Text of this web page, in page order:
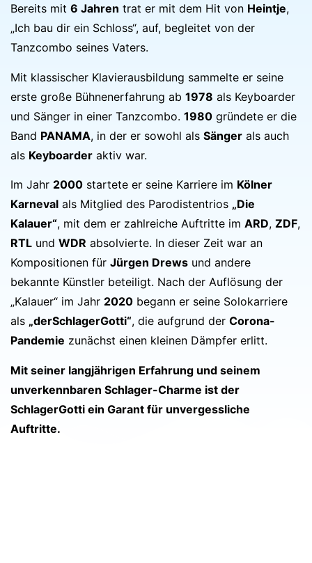
Bereits mit 6 Jahren trat er mit dem Hit von Heintje,
„Ich bau dir ein Schloss“, auf, begleitet von der
Tanzcombo seines Vaters.
Mit klassischer Klavierausbildung sammelte er seine
erste große Bühnenerfahrung ab 1978 als Keyboarder
und Sänger in einer Tanzcombo. 1980 gründete er die
Band PANAMA, in der er sowohl als Sänger als auch
als Keyboarder aktiv war.
Im Jahr 2000 startete er seine Karriere im Kölner
Karneval als Mitglied des Parodistentrios „Die
Kalauer“, mit dem er zahlreiche Auftritte im ARD, ZDF,
RTL und WDR absolvierte. In dieser Zeit war an
Kompositionen für Jürgen Drews und andere
bekannte Künstler beteiligt. Nach der Auflösung der
„Kalauer“ im Jahr 2020 begann er seine Solokarriere
als „derSchlagerGotti“, die aufgrund der Corona-
Pandemie zunächst einen kleinen Dämpfer erlitt.
Mit seiner langjährigen Erfahrung und seinem
unverkennbaren Schlager-Charme ist der
SchlagerGotti ein Garant für unvergessliche
Auftritte.